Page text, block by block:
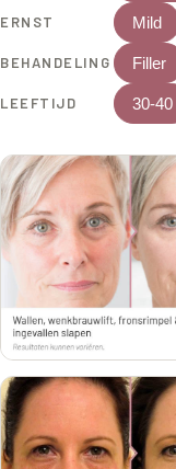
ERNST Mild
BEHANDELING Filler
LEEFTIJD 30-40